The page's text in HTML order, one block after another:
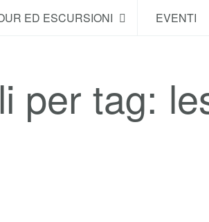
ED ESCURSIONI EVENTI
per tag: